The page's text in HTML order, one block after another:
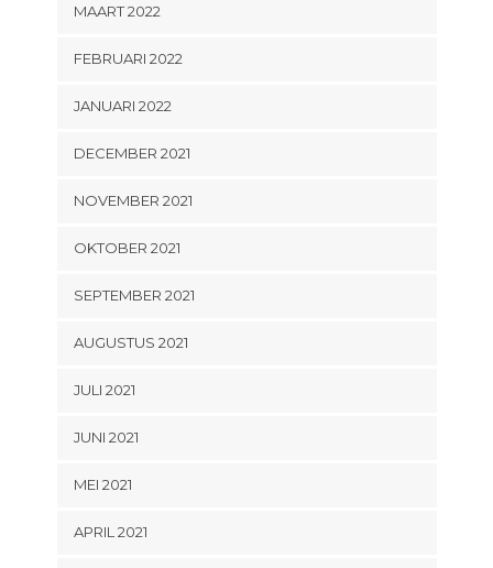
MAART 2022
FEBRUARI 2022
JANUARI 2022
DECEMBER 2021
NOVEMBER 2021
OKTOBER 2021
SEPTEMBER 2021
AUGUSTUS 2021
JULI 2021
JUNI 2021
MEI 2021
APRIL 2021